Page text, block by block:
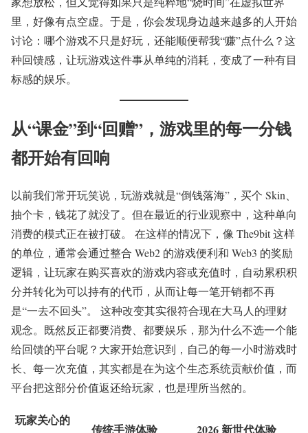
里，好像有点空虚。于是，你会发现身边越来越多的人开始
讨论：哪个游戏不只是好玩，还能顺便帮我“赚”点什么？这
种回馈感，让玩游戏这件事从单纯的消耗，变成了一种有目
标感的娱乐。
从“课金”到“回赠”，游戏里的每一分钱
都开始有回响
以前我们常开玩笑说，玩游戏就是“倒钱落海”，买个 Skin、
抽个卡，钱花了就没了。但在最近的行业观察中，这种单向
消费的模式正在被打破。 在这样的情况下，像 The9bit 这样
的单位，通常会通过整合 Web2 的游戏便利和 Web3 的奖励
逻辑，让玩家在购买喜欢的游戏内容或充值时，自动累积积
分并转化为可以持有的代币，从而让每一笔开销都不再
是“一去不回头”。 这种改变其实很符合现在大马人的理财
观念。既然反正都要消费、都要娱乐，那为什么不选一个能
给回馈的平台呢？大家开始意识到，自己的每一小时游戏时
长、每一次充值，其实都是在为这个生态系统贡献价值，而
平台把这部分价值返还给玩家，也是理所当然的。
玩家关心的
传统手游体验 2026 新世代体验